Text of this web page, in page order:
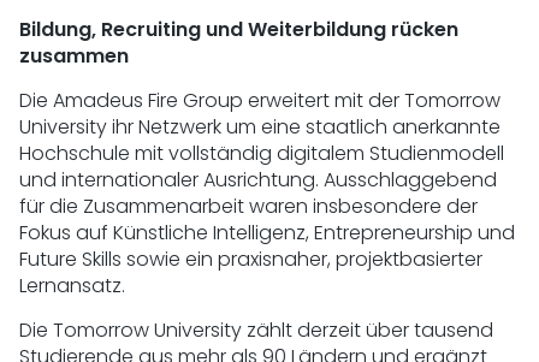
Bildung, Recruiting und Weiterbildung rücken
zusammen
Die Amadeus Fire Group erweitert mit der Tomorrow
University ihr Netzwerk um eine staatlich anerkannte
Hochschule mit vollständig digitalem Studienmodell
und internationaler Ausrichtung. Ausschlaggebend
für die Zusammenarbeit waren insbesondere der
Fokus auf Künstliche Intelligenz, Entrepreneurship und
Future Skills sowie ein praxisnaher, projektbasierter
Lernansatz.
Die Tomorrow University zählt derzeit über tausend